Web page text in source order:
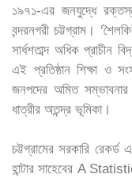
১৯৭১-এর জনযুদ্ধে
বন্দরনগরী চট্টগ্রাম।
সার্ধশতাব্দ অধিক প্রাচীন
এই প্রতিষ্ঠান শিক্ষা ও
জনপদের অমিত
ধাত্রীর অতন্দ্র ভূমিকা।
চট্টগ্রামের সরকারি
হান্টার সাহেবের A